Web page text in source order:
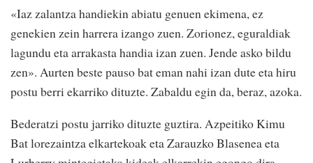
«Iaz zalantza handiekin abiatu genuen ekimena, ez
genekien zein harrera izango zuen. Zorionez, eguraldiak
lagundu eta arrakasta handia izan zuen. Jende asko bildu
zen». Aurten beste pauso bat eman nahi izan dute eta hiru
postu berri ekarriko dituzte. Zabaldu egin da, beraz, azoka.
Bederatzi postu jarriko dituzte guztira. Azpeitiko Kimu
Bat lorezaintza elkartekoak eta Zarauzko Blasenea eta